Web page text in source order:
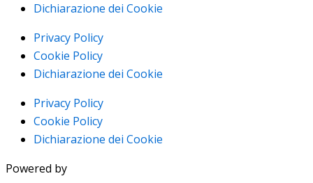
Dichiarazione dei Cookie
Privacy Policy
Cookie Policy
Dichiarazione dei Cookie
Privacy Policy
Cookie Policy
Dichiarazione dei Cookie
Powered by